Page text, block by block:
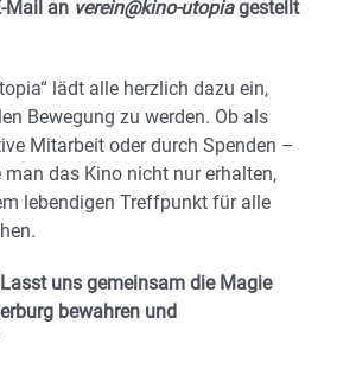
Mail an verein@kino-utopiagestellt
lädt alle herzlich dazu ein,
Bewegung zu werden. Ob als
Mitarbeit oder durch Spenden –
das Kino nicht nur erhalten,
lebendigen Treffpunkt für alle
uns gemeinsam die Magie
bewahren und